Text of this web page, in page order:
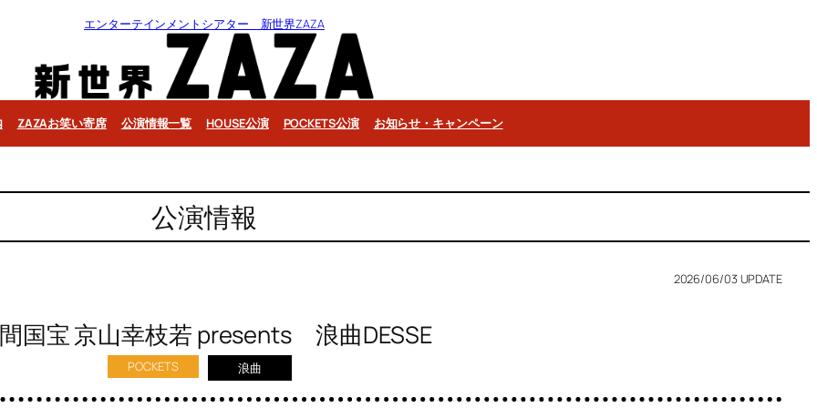
エンターテインメントシアター 新世界ZAZA
ZAZAお笑い寄席 公演情報一覧 HOUSE公演 POCKETS公演 お知らせ・キャンペーン
公演情報
2026/06/03 UPDATE
国宝 京山幸枝若 presents 浪曲DESSE
POCKETS 浪曲